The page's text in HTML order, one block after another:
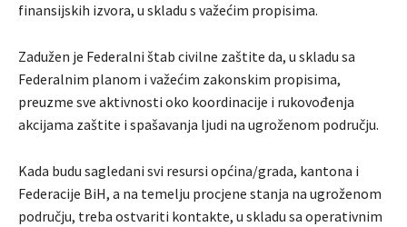
finansijskih izvora, u skladu s važećim propisima.
Zadužen je Federalni štab civilne zaštite da, u skladu sa
Federalnim planom i važećim zakonskim propisima,
preuzme sve aktivnosti oko koordinacije i rukovođenja
akcijama zaštite i spašavanja ljudi na ugroženom području.
Kada budu sagledani svi resursi općina/grada, kantona i
Federacije BiH, a na temelju procjene stanja na ugroženom
području, treba ostvariti kontakte, u skladu sa operativnim